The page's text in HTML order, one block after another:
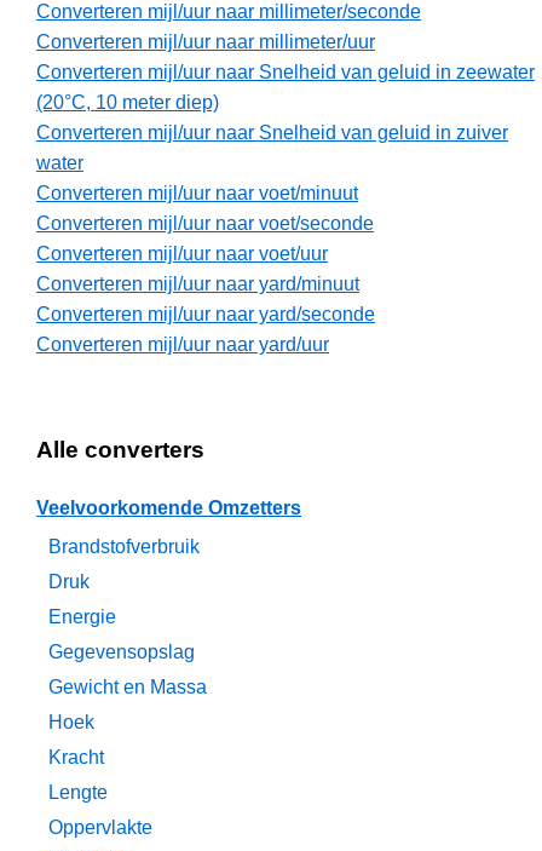
Converteren mijl/uur naar millimeter/seconde
Converteren mijl/uur naar millimeter/uur
Converteren mijl/uur naar Snelheid van geluid in zeewater
(20°C, 10 meter diep)
Converteren mijl/uur naar Snelheid van geluid in zuiver
water
Converteren mijl/uur naar voet/minuut
Converteren mijl/uur naar voet/seconde
Converteren mijl/uur naar voet/uur
Converteren mijl/uur naar yard/minuut
Converteren mijl/uur naar yard/seconde
Converteren mijl/uur naar yard/uur
Alle converters
Veelvoorkomende Omzetters
Brandstofverbruik
Druk
Energie
Gegevensopslag
Gewicht en Massa
Hoek
Kracht
Lengte
Oppervlakte